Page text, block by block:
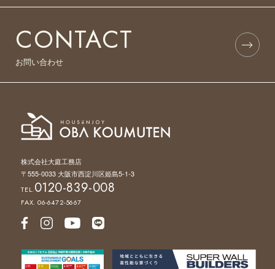
CONTACT
お問い合わせ
株式会社大庭工務店
〒555-0033 大阪市西淀川区姫島5-1-3
TEL.0120-839-008
FAX. 06-6472-5667